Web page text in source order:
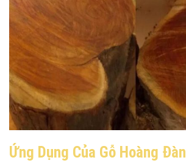
Ứng Dụng Của Gỗ Hoàng Đàn